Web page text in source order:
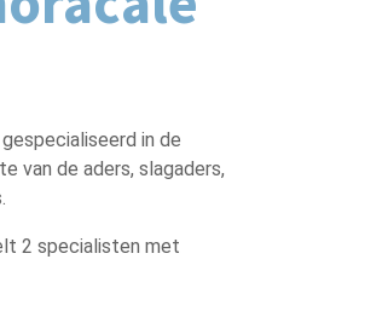
in de
van de aders, slagaders,
2 specialisten met